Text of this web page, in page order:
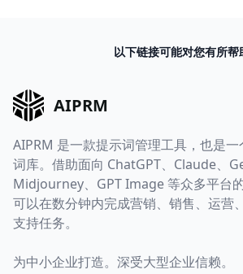
以下链接可能对您有所帮
AIPRM
AIPRM 是一款提示词管理工具，也是
词库。借助面向 ChatGPT、Claude、
Midjourney、GPT Image 等众多平台
可以在数分钟内完成营销、销售、运营
支持任务。
为中小企业打造。深受大型企业信赖。